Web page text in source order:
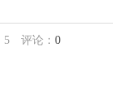
5评论： 0